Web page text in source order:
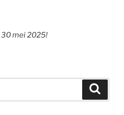
30 mei 2025!